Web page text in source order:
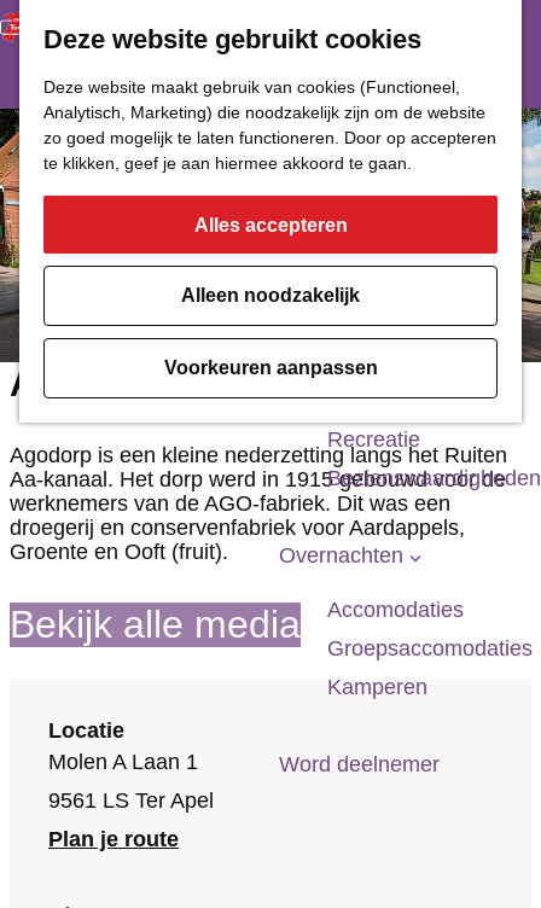
Deze website gebruikt cookies
Deze website maakt gebruik van cookies (Functioneel,
Analytisch, Marketing) die noodzakelijk zijn om de website
zo goed mogelijk te laten functioneren. Door op accepteren
te klikken, geef je aan hiermee akkoord te gaan.
Alles accepteren
Alleen noodzakelijk
Voorkeuren aanpassen
a
n
a
a
r
d
m
e
Restaurant
Eetcafé
Café of Bar
Nachtclub
Cultuur
Bioscoop & Theater
Uitgaan
Monumenten
Musea
Recreatie
Bezienswaardigheden
Overnachten
Accomodaties
Groepsaccomodaties
Kamperen
Word deelnemer
A.G.O Dorp
Agodorp is een kleine nederzetting langs het Ruiten
Aa-kanaal. Het dorp werd in 1915 gebouwd voor de
werknemers van de AGO-fabriek. Dit was een
droegerij en conservenfabriek voor Aardappels,
Groente en Ooft (fruit).
Bekijk alle media
Locatie
Molen A Laan 1
9561 LS Ter Apel
Plan je routen